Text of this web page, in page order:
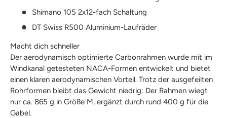
Shimano 105 2x12-fach Schaltung
DT Swiss R500 Aluminium-Laufräder
Macht dich schneller
Der aerodynamisch optimierte Carbonrahmen wurde mit im
Windkanal getesteten NACA-Formen entwickelt und bietet
einen klaren aerodynamischen Vorteil. Trotz der ausgefeilten
Rohrformen bleibt das Gewicht niedrig: Der Rahmen wiegt
nur ca. 865 g in Größe M, ergänzt durch rund 400 g für die
Gabel.